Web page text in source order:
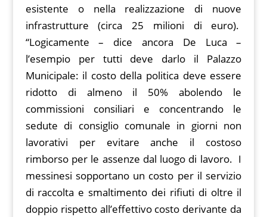
esistente o nella realizzazione di nuove
infrastrutture (circa 25 milioni di euro).
“Logicamente – dice ancora De Luca –
l’esempio per tutti deve darlo il Palazzo
Municipale: il costo della politica deve essere
ridotto di almeno il 50% abolendo le
commissioni consiliari e concentrando le
sedute di consiglio comunale in giorni non
lavorativi per evitare anche il costoso
rimborso per le assenze dal luogo di lavoro. I
messinesi sopportano un costo per il servizio
di raccolta e smaltimento dei rifiuti di oltre il
doppio rispetto all’effettivo costo derivante da